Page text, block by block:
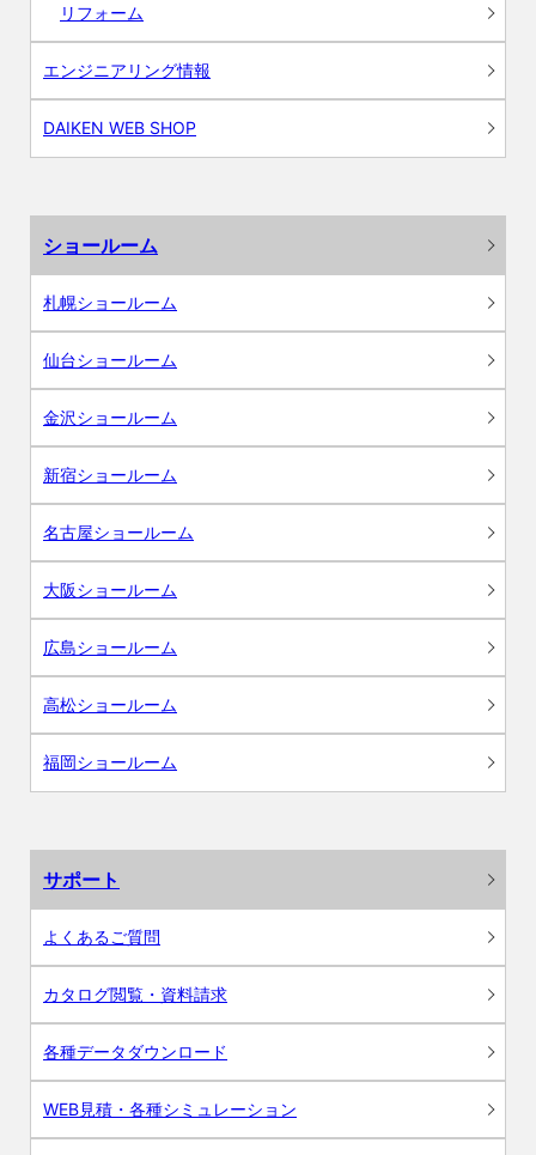
リフォーム
エンジニアリング情報
DAIKEN WEB SHOP
ショールーム
札幌ショールーム
仙台ショールーム
金沢ショールーム
新宿ショールーム
名古屋ショールーム
大阪ショールーム
広島ショールーム
高松ショールーム
福岡ショールーム
サポート
よくあるご質問
カタログ閲覧・資料請求
各種データダウンロード
WEB見積・各種シミュレーション